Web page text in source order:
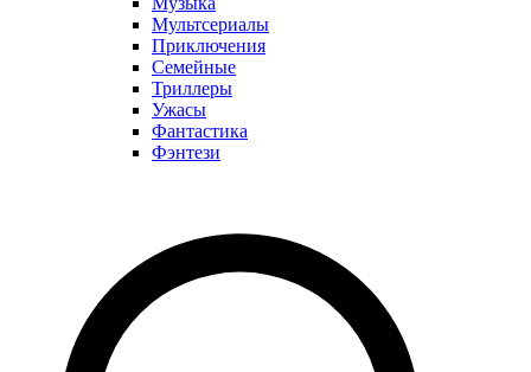
Мультсериалы
Приключения
Семейные
Триллеры
Ужасы
Фантастика
Фэнтези